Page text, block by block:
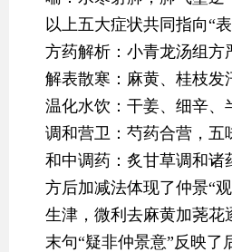
以上五大症状共同指向“
方药解析：小青龙汤组方
解表散寒：麻黄、桂枝发
温化水饮：干姜、细辛、
调和营卫：芍药合营，五
和中调药：炙甘草调和诸
方后加减法体现了仲景“
生津，微利去麻黄加荛花
末句“疑非仲景意”反映